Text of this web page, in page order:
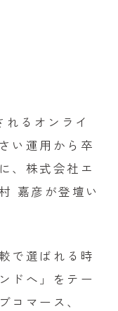
れるオンライ
い運用から卒
、株式会社エ
嘉彦が登壇い
で選ばれる時
ドへ」をテー
コマース、